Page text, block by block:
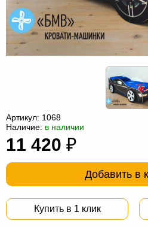
мебель
Столы
под
Мебель
мешки
Мебель
из
Садовая
Артикул: 1068
Наличие: в наличии
11 420 ₽
Добавить в
Купить в 1 клик